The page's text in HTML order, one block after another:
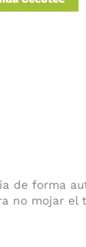
de forma
no mojar el